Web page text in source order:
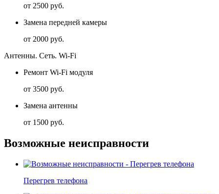
от 2500 руб.
Замена передней камеры
от 2000 руб.
Антенны. Сеть. Wi-Fi
Ремонт Wi-Fi модуля
от 3500 руб.
Замена антенны
от 1500 руб.
Возможные неисправности
Перегрев телефона